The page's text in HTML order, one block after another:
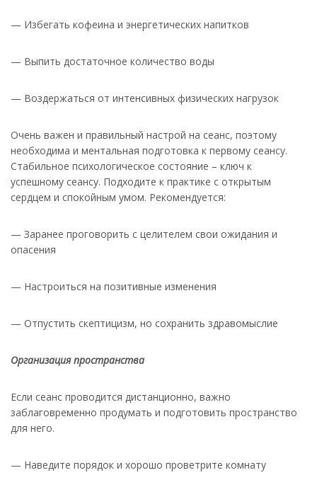
— Избегать кофеина и энергетических напитков
— Выпить достаточное количество воды
— Воздержаться от интенсивных физических нагрузок
Очень важен и правильный настрой на сеанс, поэтому
необходима и ментальная подготовка к первому сеансу.
Стабильное психологическое состояние – ключ к
успешному сеансу. Подходите к практике с открытым
сердцем и спокойным умом. Рекомендуется:
— Заранее проговорить с целителем свои ожидания и
опасения
— Настроиться на позитивные изменения
— Отпустить скептицизм, но сохранить здравомыслие
Организация пространства
Если сеанс проводится дистанционно, важно
заблаговременно продумать и подготовить пространство
для него.
— Наведите порядок и хорошо проветрите комнату